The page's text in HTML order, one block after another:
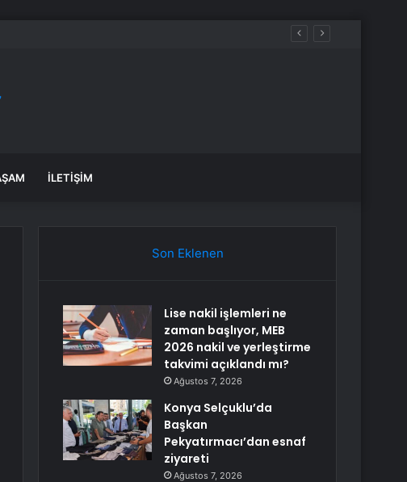
İLETIŞIM
Son Eklenen
Lise nakil işlemleri ne
zaman başlıyor, MEB
2026 nakil ve yerleştirme
takvimi açıklandı mı?
Ağustos 7, 2026
Konya Selçuklu’da
Başkan
Pekyatırmacı’dan esnaf
ziyareti
Ağustos 7, 2026